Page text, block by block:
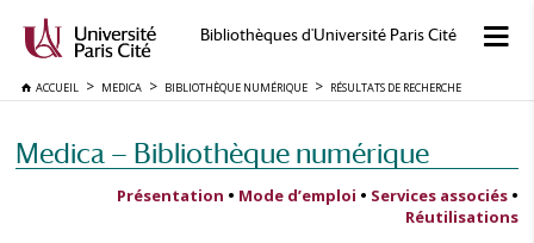
Bibliothèques d'Université Paris Cité
ACCUEIL MEDICA BIBLIOTHÈQUE NUMÉRIQUE RÉSULTATS DE RECHERCHE
Medica — Bibliothèque numérique
Présentation • Mode d’emploi • Services associés •
Réutilisations